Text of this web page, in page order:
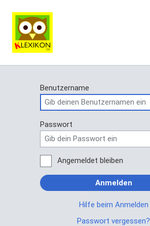
Benutzername
Passwort
Angemeldet bleiben
Anmelden
Hilfe beim Anmelden
Passwort vergessen?